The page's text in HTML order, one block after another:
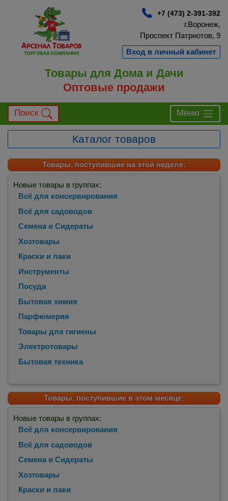
+7 (473) 2-391-392
г.Воронеж,
Проспект Патриотов, 9
Вход в личный кабинет
Товары для Дома и Дачи
Оптовые продажи
Поиск Меню
Каталог товаров
Товары, поступившие на этой неделе:
Новые товары в группах:
Всё для консервирования
Всё для садоводов
Семена и Сидераты
Хозтовары
Краски и лаки
Инструменты
Посуда
Бытовая химия
Парфюмерия
Товары для гигиены
Электротовары
Бытовая техника
Товары, поступившие в этом месяце:
Новые товары в группах:
Всё для консервирования
Всё для садоводов
Семена и Сидераты
Хозтовары
Краски и лаки